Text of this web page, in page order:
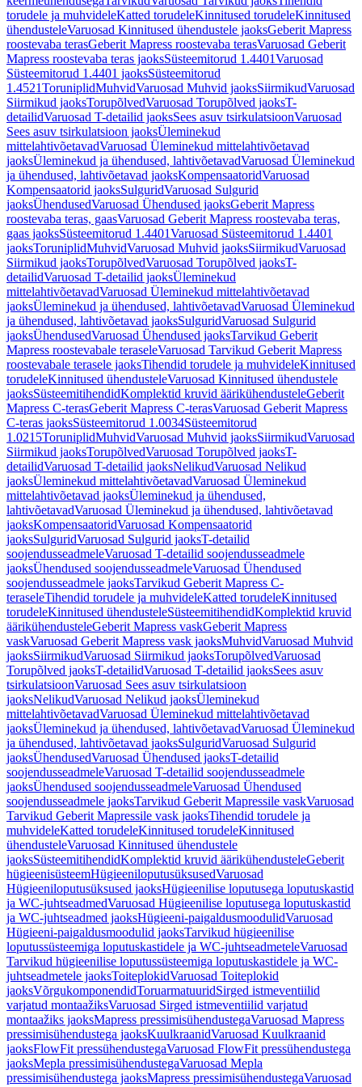
torudele ja muhvideleKatted torudeleKinnitused torudeleKinnitused
ühendusteleVaruosad Kinnitused ühendustele jaoksGeberit Mapress
roostevaba terasGeberit Mapress roostevaba terasVaruosad Geberit
Mapress roostevaba teras jaoksSüsteemitorud 1.4401Varuosad
Süsteemitorud 1.4401 jaoksSüsteemitorud
1.4521ToruniplidMuhvidVaruosad Muhvid jaoksSiirmikudVaruosad
Siirmikud jaoksTorupõlvedVaruosad Torupõlved jaoksT-
detailidVaruosad T-detailid jaoksSees asuv tsirkulatsioonVaruosad
Sees asuv tsirkulatsioon jaoksÜleminekud
mittelahtivõetavadVaruosad Üleminekud mittelahtivõetavad
jaoksÜleminekud ja ühendused, lahtivõetavadVaruosad Üleminekud
ja ühendused, lahtivõetavad jaoksKompensaatoridVaruosad
Kompensaatorid jaoksSulguridVaruosad Sulgurid
jaoksÜhendusedVaruosad Ühendused jaoksGeberit Mapress
roostevaba teras, gaasVaruosad Geberit Mapress roostevaba teras,
gaas jaoksSüsteemitorud 1.4401Varuosad Süsteemitorud 1.4401
jaoksToruniplidMuhvidVaruosad Muhvid jaoksSiirmikudVaruosad
Siirmikud jaoksTorupõlvedVaruosad Torupõlved jaoksT-
detailidVaruosad T-detailid jaoksÜleminekud
mittelahtivõetavadVaruosad Üleminekud mittelahtivõetavad
jaoksÜleminekud ja ühendused, lahtivõetavadVaruosad Üleminekud
ja ühendused, lahtivõetavad jaoksSulguridVaruosad Sulgurid
jaoksÜhendusedVaruosad Ühendused jaoksTarvikud Geberit
Mapress roostevabale teraseleVaruosad Tarvikud Geberit Mapress
roostevabale terasele jaoksTihendid torudele ja muhvideleKinnitused
torudeleKinnitused ühendusteleVaruosad Kinnitused ühendustele
jaoksSüsteemitihendidKomplektid kruvid äärikühendusteleGeberit
Mapress C-terasGeberit Mapress C-terasVaruosad Geberit Mapress
C-teras jaoksSüsteemitorud 1.0034Süsteemitorud
1.0215ToruniplidMuhvidVaruosad Muhvid jaoksSiirmikudVaruosad
Siirmikud jaoksTorupõlvedVaruosad Torupõlved jaoksT-
detailidVaruosad T-detailid jaoksNelikudVaruosad Nelikud
jaoksÜleminekud mittelahtivõetavadVaruosad Üleminekud
mittelahtivõetavad jaoksÜleminekud ja ühendused,
lahtivõetavadVaruosad Üleminekud ja ühendused, lahtivõetavad
jaoksKompensaatoridVaruosad Kompensaatorid
jaoksSulguridVaruosad Sulgurid jaoksT-detailid
soojendusseadmeleVaruosad T-detailid soojendusseadmele
jaoksÜhendused soojendusseadmeleVaruosad Ühendused
soojendusseadmele jaoksTarvikud Geberit Mapress C-
teraseleTihendid torudele ja muhvideleKatted torudeleKinnitused
torudeleKinnitused ühendusteleSüsteemitihendidKomplektid kruvid
äärikühendusteleGeberit Mapress vaskGeberit Mapress
vaskVaruosad Geberit Mapress vask jaoksMuhvidVaruosad Muhvid
jaoksSiirmikudVaruosad Siirmikud jaoksTorupõlvedVaruosad
Torupõlved jaoksT-detailidVaruosad T-detailid jaoksSees asuv
tsirkulatsioonVaruosad Sees asuv tsirkulatsioon
jaoksNelikudVaruosad Nelikud jaoksÜleminekud
mittelahtivõetavadVaruosad Üleminekud mittelahtivõetavad
jaoksÜleminekud ja ühendused, lahtivõetavadVaruosad Üleminekud
ja ühendused, lahtivõetavad jaoksSulguridVaruosad Sulgurid
jaoksÜhendusedVaruosad Ühendused jaoksT-detailid
soojendusseadmeleVaruosad T-detailid soojendusseadmele
jaoksÜhendused soojendusseadmeleVaruosad Ühendused
soojendusseadmele jaoksTarvikud Geberit Mapressile vaskVaruosad
Tarvikud Geberit Mapressile vask jaoksTihendid torudele ja
muhvideleKatted torudeleKinnitused torudeleKinnitused
ühendusteleVaruosad Kinnitused ühendustele
jaoksSüsteemitihendidKomplektid kruvid äärikühendusteleGeberit
hügieenisüsteemHügieeniloputusüksusedVaruosad
Hügieeniloputusüksused jaoksHügieenilise loputusega loputuskastid
ja WC-juhtseadmedVaruosad Hügieenilise loputusega loputuskastid
ja WC-juhtseadmed jaoksHügieeni-paigaldusmoodulidVaruosad
Hügieeni-paigaldusmoodulid jaoksTarvikud hügieenilise
loputussüsteemiga loputuskastidele ja WC-juhtseadmeteleVaruosad
Tarvikud hügieenilise loputussüsteemiga loputuskastidele ja WC-
juhtseadmetele jaoksToiteplokidVaruosad Toiteplokid
jaoksVõrgukomponendidToruarmatuuridSirged istmeventiilid
varjatud montaažiksVaruosad Sirged istmeventiilid varjatud
montaažiks jaoksMapress pressimisühendustegaVaruosad Mapress
pressimisühendustega jaoksKuulkraanidVaruosad Kuulkraanid
jaoksFlowFit pressühendustegaVaruosad FlowFit pressühendustega
jaoksMepla pressimisühendustegaVaruosad Mepla
pressimisühendustega jaoksMapress pressimisühendustegaVaruosad